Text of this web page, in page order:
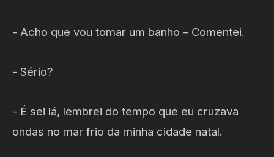
- Acho que vou tomar um banho – Comentei.
- Sério?
- É sei lá, lembrei do tempo que eu cruzava
ondas no mar frio da minha cidade natal.